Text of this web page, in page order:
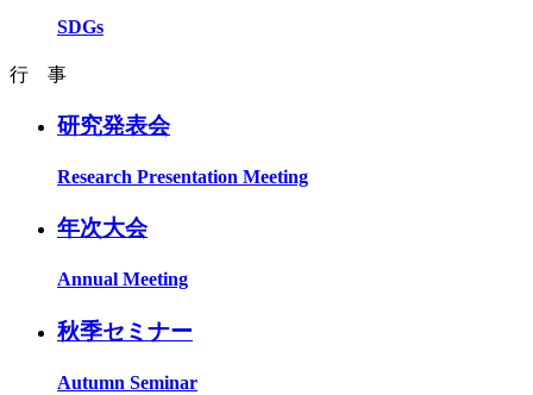
SDGs
行 事
研究発表会
Research Presentation Meeting
年次大会
Annual Meeting
秋季セミナー
Autumn Seminar